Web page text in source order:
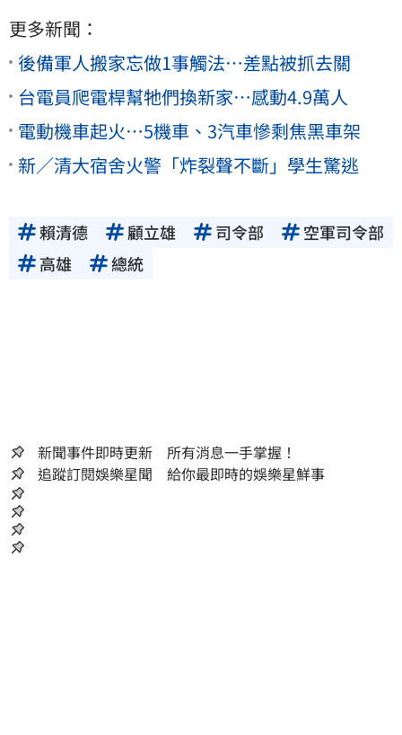
更多新聞：
後備軍人搬家忘做1事觸法…差點被抓去關
台電員爬電桿幫牠們換新家…感動4.9萬人
電動機車起火…5機車、3汽車慘剩焦黑車架
新／清大宿舍火警「炸裂聲不斷」學生驚逃
賴清德 顧立雄 司令部
空軍司令部
高雄
總統
新聞事件即時更新 所有消息一手掌握！
追蹤訂閱娛樂星聞 給你最即時的娛樂星鮮事